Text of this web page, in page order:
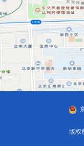
版权